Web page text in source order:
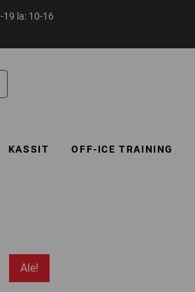
la: 10-16
KASSIT OFF-ICE TRAINING
Ale!